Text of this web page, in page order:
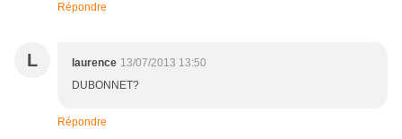
Répondre
L laurence 13/07/2013 13:50
DUBONNET?
Répondre